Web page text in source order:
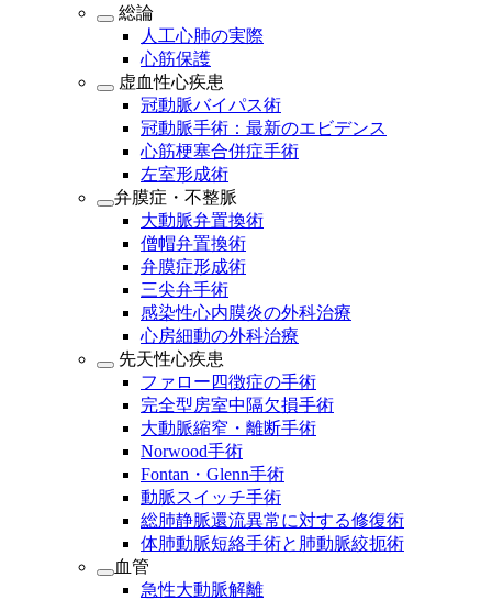
総論
人工心肺の実際
心筋保護
虚血性心疾患
冠動脈バイパス術
冠動脈手術：最新のエビデンス
心筋梗塞合併症手術
左室形成術
弁膜症・不整脈
大動脈弁置換術
僧帽弁置換術
弁膜症形成術
三尖弁手術
感染性心内膜炎の外科治療
心房細動の外科治療
先天性心疾患
ファロー四徴症の手術
完全型房室中隔欠損手術
大動脈縮窄・離断手術
Norwood手術
Fontan・Glenn手術
動脈スイッチ手術
総肺静脈還流異常に対する修復術
体肺動脈短絡手術と肺動脈絞扼術
血管
急性大動脈解離